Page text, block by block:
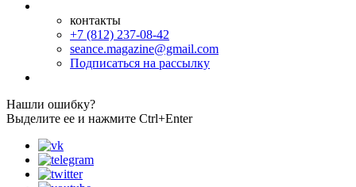
контакты
+7 (812) 237-08-42
seance.magazine@gmail.com
Подписаться на рассылку
Нашли ошибку?
Выделите ее и нажмите Ctrl+Enter